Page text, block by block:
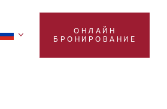
ОНЛАЙН
БРОНИРОВАНИЕ